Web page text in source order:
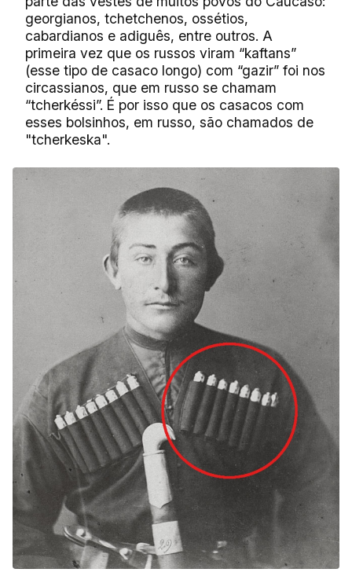
georgianos, tchetchenos, ossétios,
cabardianos e adiguês, entre outros. A
primeira vez que os russos viram “kaftans”
(esse tipo de casaco longo) com “gazir” foi nos
circassianos, que em russo se chamam
“tcherkéssi”. É por isso que os casacos com
esses bolsinhos, em russo, são chamados de
"tcherkeska".